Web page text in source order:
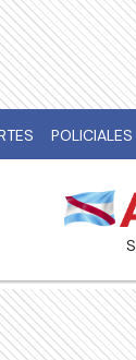
POLICIALES